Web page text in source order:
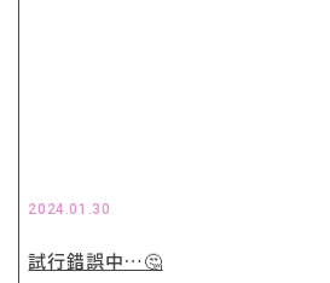
2024.01.30
試行錯誤中…🤔